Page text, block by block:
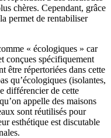
chères. Cependant, grâce
permet de rentabiliser
« écologiques » car
conçues spécifiquement
être répertoriées dans cette
qu’écologiques (isolantes,
différencier de cette
appelle des maisons
sont réutilisés pour
esthétique est discutable